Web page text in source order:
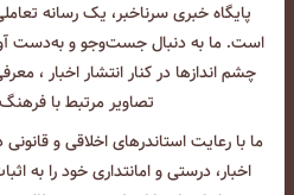
پایگاه خبری سرناخبر، یک رسانه
است. ما به دنبال جست‌و‌جو و به‌دست
چشم انداز‌ها در کنار انتشار اخبار ،
تصاویر مرتبط با
ما با رعایت استاندرهای اخلاقی و
اخبار، درستی و امانتداری خود را به